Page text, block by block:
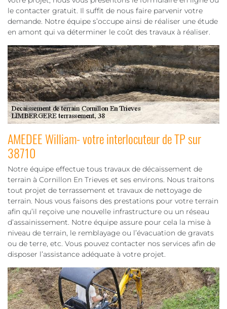
le contacter gratuit. Il suffit de nous faire parvenir votre
demande. Notre équipe s’occupe ainsi de réaliser une étude
en amont qui va déterminer le coût des travaux à réaliser.
AMEDEE William- votre interlocuteur de TP sur
38710
Notre équipe effectue tous travaux de décaissement de
terrain à Cornillon En Trieves et ses environs. Nous traitons
tout projet de terrassement et travaux de nettoyage de
terrain. Nous vous faisons des prestations pour votre terrain
afin qu’il reçoive une nouvelle infrastructure ou un réseau
d’assainissement. Notre équipe assure pour cela la mise à
niveau de terrain, le remblayage ou l’évacuation de gravats
ou de terre, etc. Vous pouvez contacter nos services afin de
disposer l’assistance adéquate à votre projet.